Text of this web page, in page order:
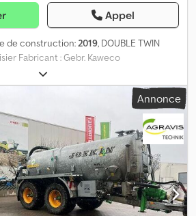
Appel
de construction:2019, DOUBLE TWIN
Fabricant : Gebr. Kaweco
R38 Bras d’aspiration à droite : 8
Relevage arrière, mais sans équipements
Müller Touch avec joystick Cedpfx
: vert Fendt Pompe à lobes rotatifs
Annonce